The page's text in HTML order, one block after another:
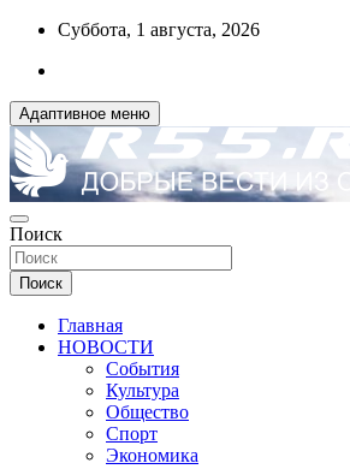
Перейти
содержимому
Суббота, 1 августа, 2026
Адаптивное меню
R55.RU
ДОБРЫЕ ВЕСТИ ИЗ ОМСКА
Поиск
Поиск
Главная
НОВОСТИ
События
Культура
Общество
Спорт
Экономика